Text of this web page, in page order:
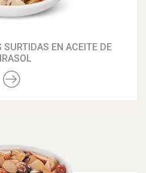
SURTIDAS EN ACEITE DE